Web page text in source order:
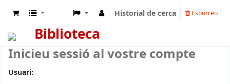
Historial de cerca Esborreu
Biblioteca
Inicieu sessió al vostre compte
Usuari: